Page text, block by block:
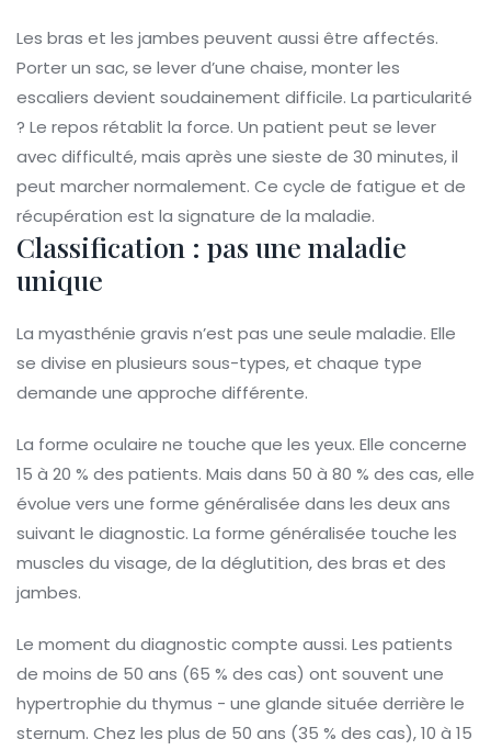
Les bras et les jambes peuvent aussi être affectés.
Porter un sac, se lever d’une chaise, monter les
escaliers devient soudainement difficile. La particularité
? Le repos rétablit la force. Un patient peut se lever
avec difficulté, mais après une sieste de 30 minutes, il
peut marcher normalement. Ce cycle de fatigue et de
récupération est la signature de la maladie.
Classification : pas une maladie
unique
La myasthénie gravis n’est pas une seule maladie. Elle
se divise en plusieurs sous-types, et chaque type
demande une approche différente.
La forme oculaire ne touche que les yeux. Elle concerne
15 à 20 % des patients. Mais dans 50 à 80 % des cas, elle
évolue vers une forme généralisée dans les deux ans
suivant le diagnostic. La forme généralisée touche les
muscles du visage, de la déglutition, des bras et des
jambes.
Le moment du diagnostic compte aussi. Les patients
de moins de 50 ans (65 % des cas) ont souvent une
hypertrophie du thymus - une glande située derrière le
sternum. Chez les plus de 50 ans (35 % des cas), 10 à 15